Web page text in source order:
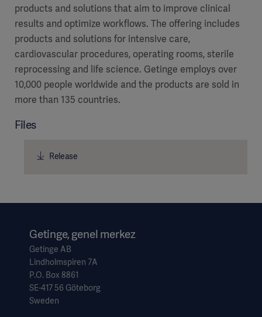
products and solutions that aim to improve clinical
results and optimize workflows. The offering includes
products and solutions for intensive care,
cardiovascular procedures, operating rooms, sterile
reprocessing and life science. Getinge employs over
10,000 people worldwide and the products are sold in
more than 135 countries.
Files
Release
Getinge, genel merkez
Getinge AB
Lindholmspiren 7A
P.O. Box 8861
SE-417 56 Göteborg
Sweden